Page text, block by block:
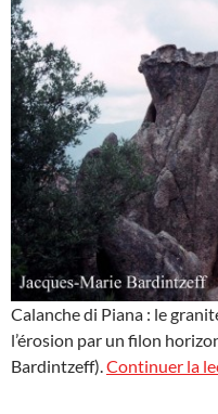
Calanche di Piana : le
l’érosion par un filon
Bardintzeff). Continuer la